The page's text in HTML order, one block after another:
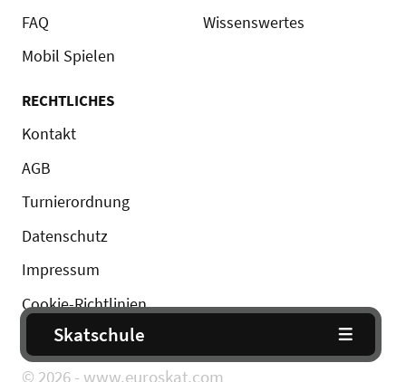
Skatschule
FAQ
Mobil Spielen
Wissenswertes
RECHTLICHES
Kontakt
AGB
Turnierordnung
Datenschutz
Impressum
Cookie-Richtlinien
© 2026 - www.euroskat.com